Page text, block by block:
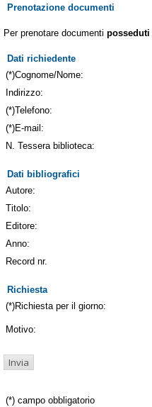
Prenotazione documenti
Per prenotare documenti posseduti
Dati richiedente
(*)Cognome/Nome:
Indirizzo:
(*)Telefono:
(*)E-mail:
N. Tessera biblioteca:
Dati bibliografici
Autore:
Titolo:
Editore:
Anno:
Record nr.
Richiesta
(*)Richiesta per il giorno:
Motivo:
(*) campo obbligatorio